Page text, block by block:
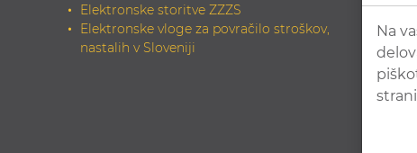
Elektronske storitve ZZZS
Elektronske vloge za povračilo stroškov,
nastalih v Sloveniji
Na